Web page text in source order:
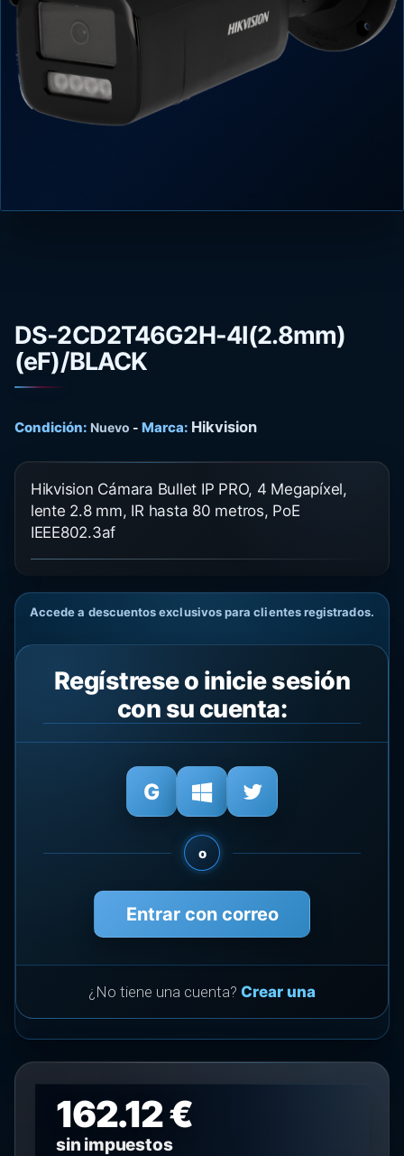
DS-2CD2T46G2H-4I(2.8mm)
(eF)/BLACK
Condición: Nuevo - Marca: Hikvision
Hikvision Cámara Bullet IP PRO, 4 Megapíxel,
lente 2.8 mm, IR hasta 80 metros, PoE
IEEE802.3af
Accede a descuentos exclusivos para clientes registrados.
Regístrese o inicie sesión
con su cuenta:
o
Entrar con correo
¿No tiene una cuenta? Crear una
162.12 €
sin impuestos